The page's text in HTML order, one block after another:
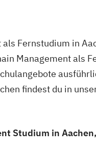
Fernstudium in
Management als
findest du in
Studium in